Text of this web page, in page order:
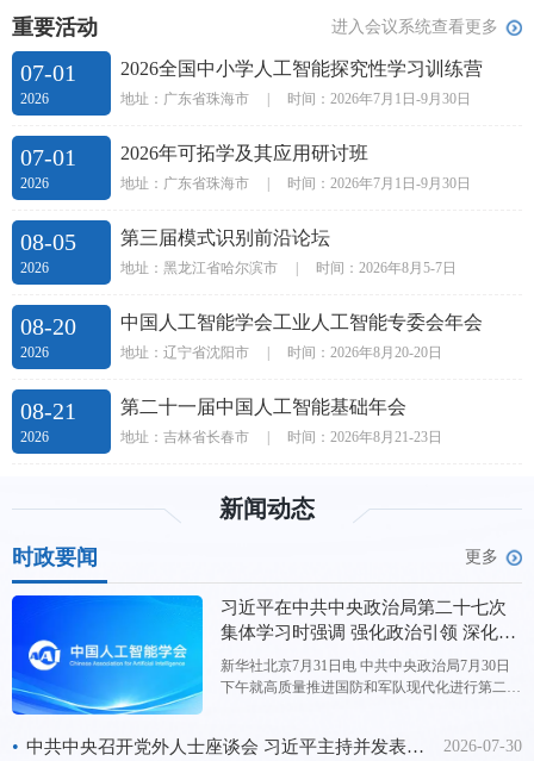
重要活动 进入会议系统查看更多
07-01
2026
2026全国中小学人工智能探究性学习训练营
地址：广东省珠海市 | 时间：2026年7月1日-9月30日
07-01
2026
2026年可拓学及其应用研讨班
地址：广东省珠海市 | 时间：2026年7月1日-9月30日
08-05
2026
第三届模式识别前沿论坛
地址：黑龙江省哈尔滨市 | 时间：2026年8月5-7日
08-20
2026
中国人工智能学会工业人工智能专委会年会
地址：辽宁省沈阳市 | 时间：2026年8月20-20日
08-21
2026
第二十一届中国人工智能基础年会
地址：吉林省长春市 | 时间：2026年8月21-23日
新闻动态
时政要闻 更多
习近平在中共中央政治局第二十七次
集体学习时强调 强化政治引领 深化创
新发展 高质量推进国防和军队现代化
新华社北京7月31日电 中共中央政治局7月30日
下午就高质量推进国防和军队现代化进行第二十
特色社会主义思想为指导，深入贯彻新时代强军
• 中共中央召开党外人士座谈会 习近平主持并发表重要讲话 2026-07-30